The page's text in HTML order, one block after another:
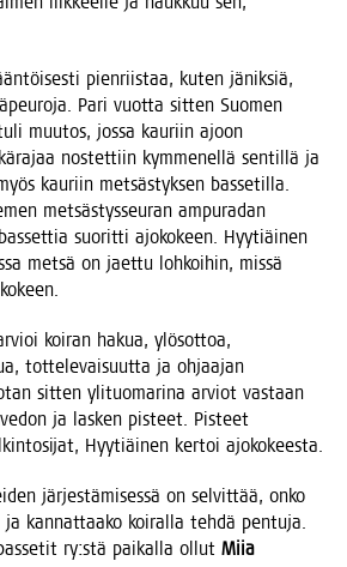
pien­riis­taa, kuten jänik­siä,
Pari vuot­ta sit­ten Suo­men
muu­tos, jos­sa kau­riin ajoon
nos­tet­tiin kym­me­nel­lä sen­til­lä ja
kau­riin met­säs­tyk­sen bas­se­til­la.
met­säs­tys­seu­ran ampu­ra­dan
suo­rit­ti ajo­ko­keen. Hyy­tiäi­nen
met­sä on jaet­tu loh­koi­hin, mis­sä
koi­ran hakua, ylö­sot­toa,
tot­te­le­vai­suut­ta ja ohjaa­jan
sit­ten yli­tuo­ma­ri­na arviot vas­taan
ja las­ken pis­teet. Pis­teet
Hyy­tiäi­nen ker­toi ajokokeesta.
jär­jes­tä­mi­ses­sä on sel­vit­tää, onko
ja kan­nat­taa­ko koi­ral­la teh­dä pen­tu­ja.
ry:stä pai­kal­la ollut Miia